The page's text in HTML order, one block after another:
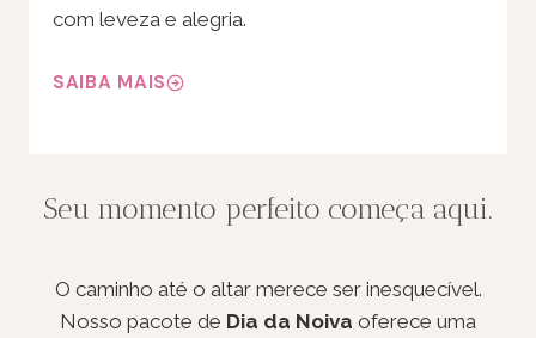
com leveza e alegria.
SAIBA MAIS
Seu momento perfeito começa aqui.
O caminho até o altar merece ser inesquecível.
Nosso pacote de Dia da Noiva oferece uma